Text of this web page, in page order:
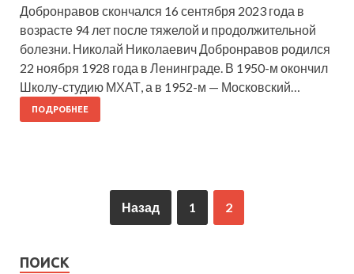
Добронравов скончался 16 сентября 2023 года в
возрасте 94 лет после тяжелой и продолжительной
болезни. Николай Николаевич Добронравов родился
22 ноября 1928 года в Ленинграде. В 1950-м окончил
Школу-студию МХАТ, а в 1952-м — Московский…
ПОДРОБНЕЕ
Назад 1 2
ПОИСК